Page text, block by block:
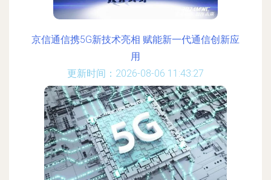
京信通信携5G新技术亮相 赋能新一代通信创新应
用
更新时间：2026-08-06 11:43:27